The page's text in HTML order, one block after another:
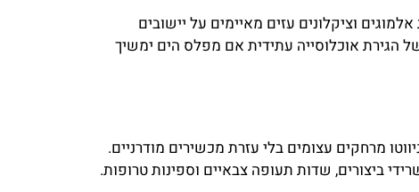
וציקלונים עזים מאיימים על יישובים
הגירת אוכלוסייה עתידית אם מפלס הים ימשיך
מרחקים עצומים בלי עזרת מכשירים מודרניים.
ביצורים, שדות תעופה צבאיים וספינות טרופות.